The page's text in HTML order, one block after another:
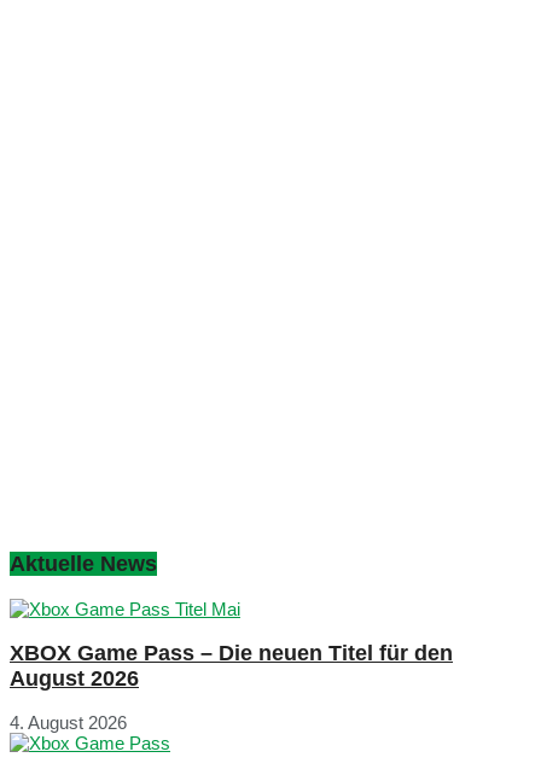
Aktuelle News
XBOX Game Pass – Die neuen Titel für den
August 2026
4. August 2026